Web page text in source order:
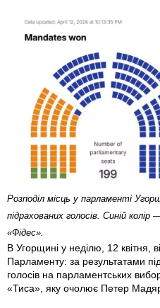
Розподіл місць у парламенті
підрахованих голосів. Синій
«Фідес».
В Угорщині у неділю, 12 квітня,
Парламенту: за результатами
голосів на парламентських
«Тиса», яку очолює Петер